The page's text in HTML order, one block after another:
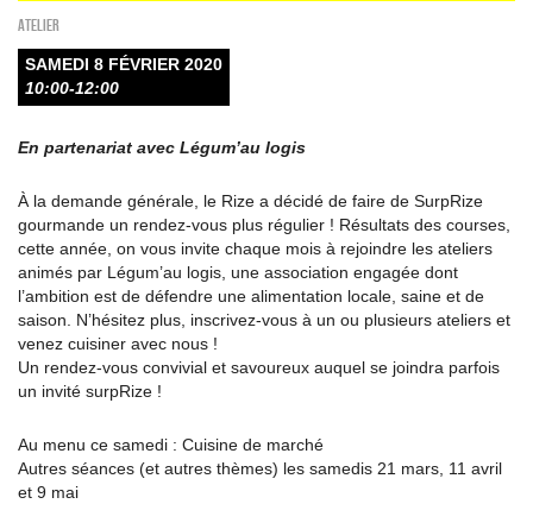
Atelier
SAMEDI 8 FÉVRIER 2020
10:00-12:00
En partenariat avec Légum’au logis
À la demande générale, le Rize a décidé de faire de SurpRize
gourmande un rendez-vous plus régulier ! Résultats des courses,
cette année, on vous invite chaque mois à rejoindre les ateliers
animés par Légum’au logis, une association engagée dont
l’ambition est de défendre une alimentation locale, saine et de
saison. N’hésitez plus, inscrivez-vous à un ou plusieurs ateliers et
venez cuisiner avec nous !
Un rendez-vous convivial et savoureux auquel se joindra parfois
un invité surpRize !
Au menu ce samedi : Cuisine de marché
Autres séances (et autres thèmes) les samedis 21 mars, 11 avril
et 9 mai